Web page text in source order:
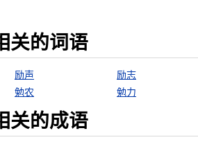
关的词语
励声
励志
勉农 勉力
关的成语